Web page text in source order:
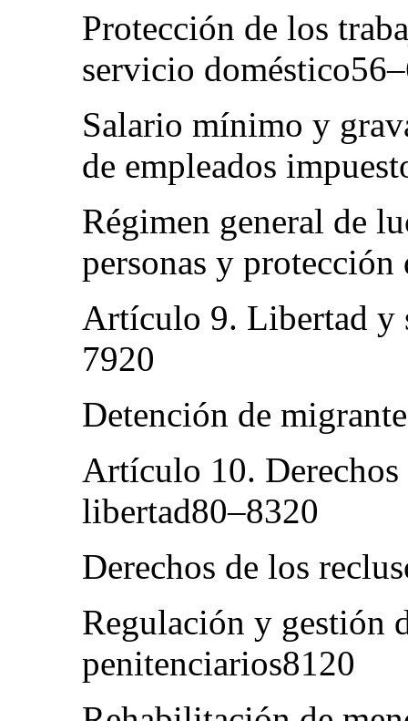
Protección de los
servicio
Salario mínimo y
de empleados
Régimen general de
personas y
Artículo 9. Libertad y
7920
Detención de
Artículo 10. Derechos
libertad80–8320
Derechos de los
Regulación y gestión
penitenciarios8120